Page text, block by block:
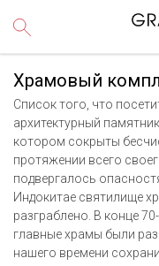
Храмовый
Список того, что
архитектурный
котором сокрыты
протяжении всего
подвергалось
Индокитае святилище
разграблено. В конце
главные храмы были
нашего времени